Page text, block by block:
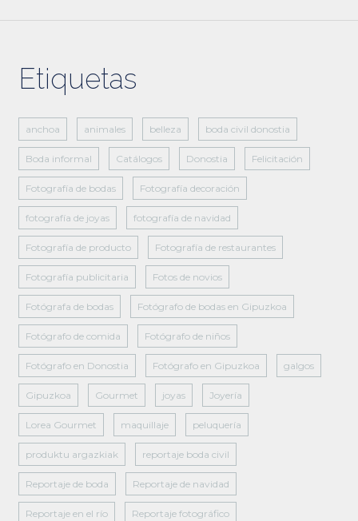
Etiquetas
anchoa animales belleza boda civil donostia
Boda informal Catálogos Donostia Felicitación
Fotografía de bodas Fotografía decoración
fotografía de joyas fotografía de navidad
Fotografía de producto Fotografía de restaurantes
Fotografía publicitaria Fotos de novios
Fotógrafa de bodas Fotógrafo de bodas en Gipuzkoa
Fotógrafo de comida Fotógrafo de niños
Fotógrafo en Donostia Fotógrafo en Gipuzkoa galgos
Gipuzkoa Gourmet joyas Joyería
Lorea Gourmet maquillaje peluquería
produktu argazkiak reportaje boda civil
Reportaje de boda Reportaje de navidad
Reportaje en el río Reportaje fotográfico